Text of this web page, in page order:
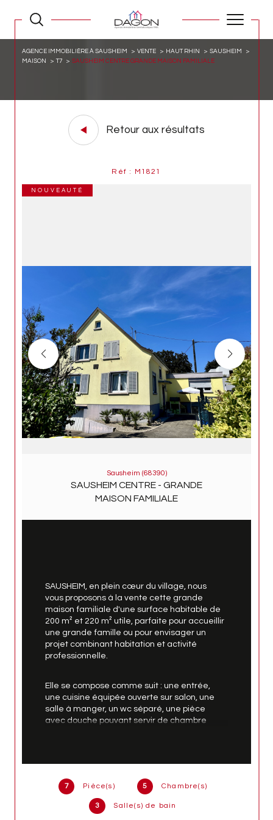
AGENCE IMMOBILIÈRE À SAUSHEIM VENTE HAUT RHIN
SAUSHEIM
MAISON
T7 SAUSHEIM CENTRE GRANDE MAISON FAMILIALE
Retour aux résultats
Réf : M1821
NOUVEAUTÉ
Sausheim (68390)
SAUSHEIM CENTRE - GRANDE
MAISON FAMILIALE
7 Pièce(s) 5 Chambre(s)
3 Salle(s) de bain
SAUSHEIM, en plein cœur du village, nous
vous proposons à la vente cette grande
maison familiale d'une surface habitable de
200 m² et 220 m² utile, parfaite pour accueillir
une grande famille ou pour envisager un
projet combinant habitation et activité
professionnelle.
Elle se compose comme suit : une entrée,
une cuisine équipée ouverte sur salon, une
salle à manger, un wc séparé, une pièce
avec douche pouvant servir de chambre
A l'étage, un dégagement, une grande salle
et meuble double vasque, ainsi que 3 belles
chambres.